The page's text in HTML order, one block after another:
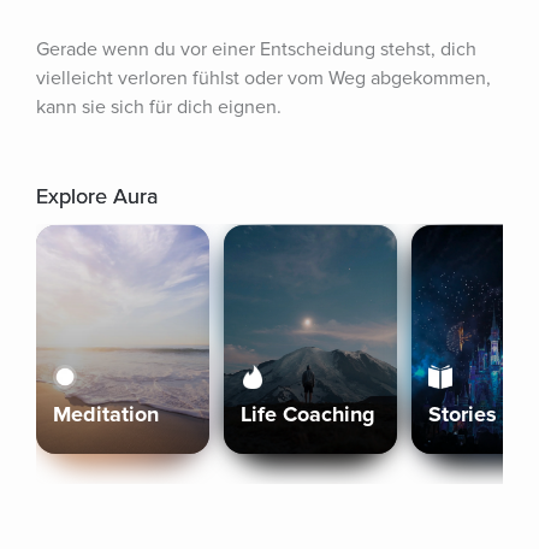
Gerade wenn du vor einer Entscheidung stehst, dich
vielleicht verloren fühlst oder vom Weg abgekommen,
kann sie sich für dich eignen.
Explore Aura
Meditation Life Coaching Stories